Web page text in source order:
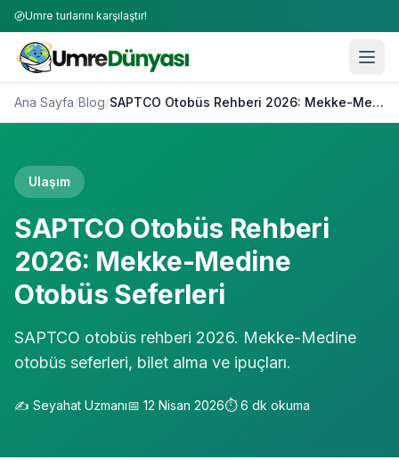
Umre turlarını karşılaştır!
Ana Sayfa/Blog/ SAPTCO Otobüs Rehberi 2026: Mekke-Medine Otobüs Seferleri
Ulaşım
SAPTCO Otobüs Rehberi
2026: Mekke-Medine
Otobüs Seferleri
SAPTCO otobüs rehberi 2026. Mekke-Medine
otobüs seferleri, bilet alma ve ipuçları.
✍️ Seyahat Uzmanı📅 12 Nisan 2026⏱️6 dk okuma